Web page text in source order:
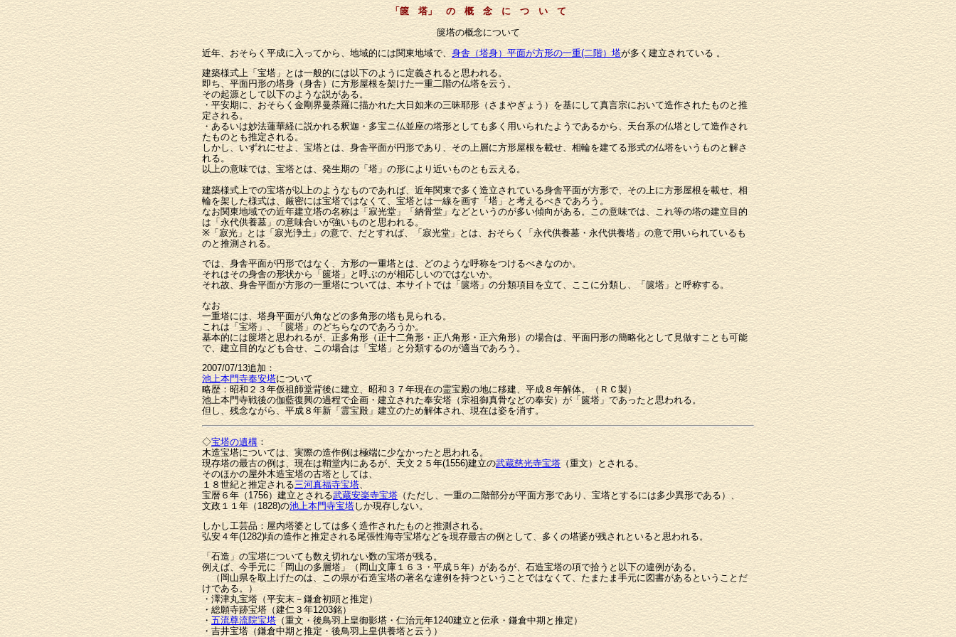
「篋 塔」の 概 念 に つ い て
篋塔の概念について
近年、おそらく平成に入ってから、地域的には関東地域で、身舎（塔身）平面が方形の一重(二階）塔が多く建立されている 。
建築様式上「宝塔」とは一般的には以下のように定義されると思われる。
即ち、平面円形の塔身（身舎）に方形屋根を架けた一重二階の仏塔を云う。
その起源として以下のような説がある。
・平安期に、おそらく金剛界曼荼羅に描かれた大日如来の三昧耶形（さまやぎょう）を基にして真言宗において造作されたものと推
定される。
・あるいは妙法蓮華経に説かれる釈迦・多宝ニ仏並座の塔形としても多く用いられたようであるから、天台系の仏塔として造作され
たものとも推定される。
しかし、いずれにせよ、宝塔とは、身舎平面が円形であり、その上層に方形屋根を載せ、相輪を建てる形式の仏塔をいうものと解さ
れる。
以上の意味では、宝塔とは、発生期の「塔」の形により近いものとも云える。
建築様式上での宝塔が以上のようなものであれば、近年関東で多く造立されている身舎平面が方形で、その上に方形屋根を載せ、相
輪を架した様式は、厳密には宝塔ではなくて、宝塔とは一線を画す「塔」と考えるべきであろう。
なお関東地域での近年建立塔の名称は「寂光堂」「納骨堂」などというのが多い傾向がある。この意味では、これ等の塔の建立目的
は「永代供養墓」の意味合いが強いものと思われる。
※「寂光」とは「寂光浄土」の意で、だとすれば、「寂光堂」とは、おそらく「永代供養墓・永代供養塔」の意で用いられているも
のと推測される。
では、身舎平面が円形ではなく、方形の一重塔とは、どのような呼称をつけるべきなのか。
それはその身舎の形状から「篋塔」と呼ぶのが相応しいのではないか。
それ故、身舎平面が方形の一重塔については、本サイトでは「篋塔」の分類項目を立て、ここに分類し、「篋塔」と呼称する。
なお
一重塔には、塔身平面が八角などの多角形の塔も見られる。
これは「宝塔」、「篋塔」のどちらなのであろうか。
基本的には篋塔と思われるが、正多角形（正十二角形・正八角形・正六角形）の場合は、平面円形の簡略化として見做すことも可能
で、建立目的なども合せ、この場合は「宝塔」と分類するのが適当であろう。
2007/07/13追加：
池上本門寺奉安塔について
略歴：昭和２３年仮祖師堂背後に建立、昭和３７年現在の霊宝殿の地に移建、平成８年解体。（ＲＣ製）
池上本門寺戦後の伽藍復興の過程で企画・建立された奉安塔（宗祖御真骨などの奉安）が「篋塔」であったと思われる。
但し、残念ながら、平成８年新「霊宝殿」建立のため解体され、現在は姿を消す。
◇宝塔の遺構：
木造宝塔については、実際の造作例は極端に少なかったと思われる。
現存塔の最古の例は、現在は鞘堂内にあるが、天文２５年(1556)建立の武蔵慈光寺宝塔（重文）とされる。
そのほかの屋外木造宝塔の古塔としては、
１８世紀と推定される三河真福寺宝塔、
宝暦６年（1756）建立とされる武蔵安楽寺宝塔（ただし、一重の二階部分が平面方形であり、宝塔とするには多少異形である）、
文政１１年（1828)の池上本門寺宝塔しか現存しない。
しかし工芸品：屋内塔婆としては多く造作されたものと推測される。
弘安４年(1282)頃の造作と推定される尾張性海寺宝塔などを現存最古の例として、多くの塔婆が残されといると思われる。
「石造」の宝塔についても数え切れない数の宝塔が残る。
例えば、今手元に「岡山の多層塔」（岡山文庫１６３・平成５年）があるが、石造宝塔の項で拾うと以下の違例がある。
（岡山県を取上げたのは、この県が石造宝塔の著名な違例を持つということではなくて、たまたま手元に図書があるということだ
けである。）
・澤津丸宝塔（平安末－鎌倉初頭と推定）
・総願寺跡宝塔（建仁３年1203銘）
・ 五流尊流院宝塔（重文・後鳥羽上皇御影塔・仁治元年1240建立と伝承・鎌倉中期と推定）
・吉井宝塔（鎌倉中期と推定・後鳥羽上皇供養塔と云う）